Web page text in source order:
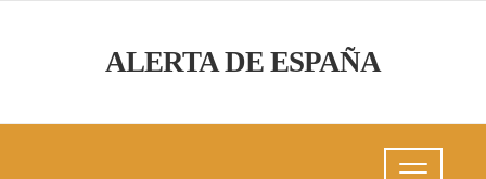
ALERTA DE ESPAÑA